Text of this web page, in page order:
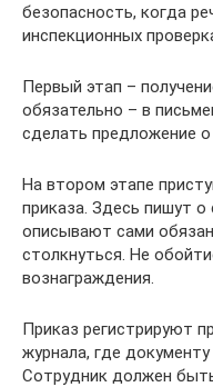
безопасность, когда
инспекционных
Первый этап –
обязательно – в
сделать предложение
На втором этапе
приказа. Здесь пишут
описывают сами
столкнуться. Не
вознаграждения.
Приказ регистрируют
журнала, где
Сотрудник должен